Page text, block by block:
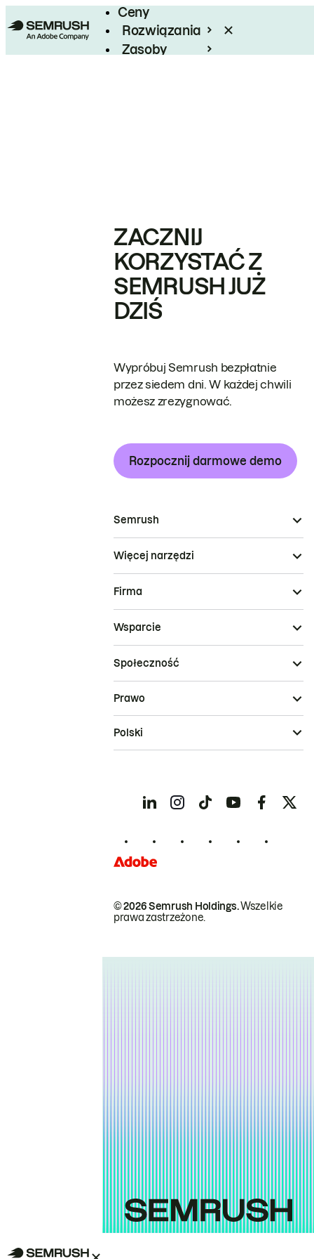
Ceny
Rozwiązania
Zasoby
ZACZNIJ
KORZYSTAĆ Z
SEMRUSH JUŻ
DZIŚ
Wypróbuj Semrush bezpłatnie
przez siedem dni. W każdej chwili
możesz zrezygnować.
Rozpocznij darmowe demo
Semrush
Więcej narzędzi
Firma
Wsparcie
Społeczność
© 2026 Semrush Holdings.Wszelkie
prawa zastrzeżone.
Prawo
Polski